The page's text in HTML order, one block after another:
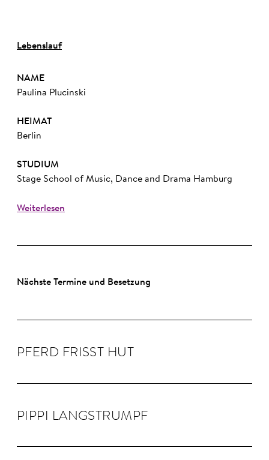
Lebenslauf
NAME
Paulina Plucinski
HEIMAT
Berlin
STUDIUM
Stage School of Music, Dance and Drama Hamburg
Weiterlesen
Nächste Termine und Besetzung
PFERD FRISST HUT
PIPPI LANG­STRUMPF